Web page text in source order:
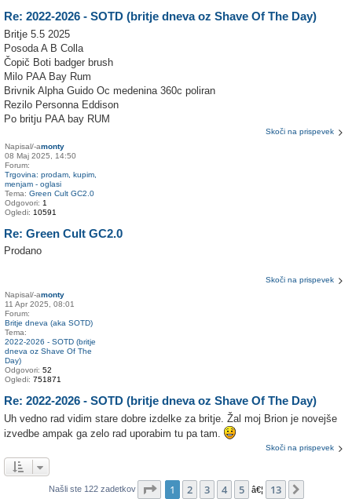
Re: 2022-2026 - SOTD (britje dneva oz Shave Of The Day)
Britje 5.5 2025
Posoda A B Colla
Čopič Boti badger brush
Milo PAA Bay Rum
Brivnik Alpha Guido Oc medenina 360c poliran
Rezilo Personna Eddison
Po britju PAA bay RUM
Skoči na prispevek
Napisal/-amonty
08 Maj 2025, 14:50
Forum:
Trgovina: prodam, kupim,
menjam - oglasi
Tema: Green Cult GC2.0
Odgovori: 1
Ogledi: 10591
Re: Green Cult GC2.0
Prodano
Skoči na prispevek
Napisal/-amonty
11 Apr 2025, 08:01
Forum:
Britje dneva (aka SOTD)
Tema:
2022-2026 - SOTD (britje
dneva oz Shave Of The
Day)
Odgovori: 52
Ogledi: 751871
Re: 2022-2026 - SOTD (britje dneva oz Shave Of The Day)
Uh vedno rad vidim stare dobre izdelke za britje. Žal moj Brion je novejše
izvedbe ampak ga zelo rad uporabim tu pa tam.
Skoči na prispevek
Našli ste 122 zadetkov Stran 1od13
1 2 3 4 5 â€¦ 13